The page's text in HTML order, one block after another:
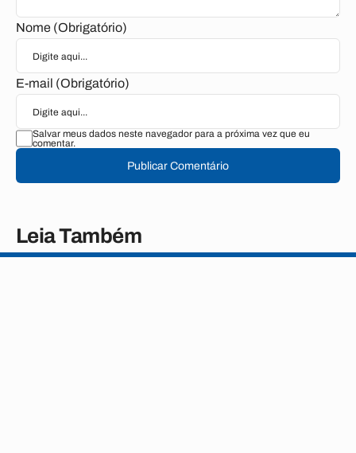
Nome (Obrigatório)
E-mail (Obrigatório)
Salvar meus dados neste navegador para a próxima vez que eu
comentar.
Publicar Comentário
Leia Também